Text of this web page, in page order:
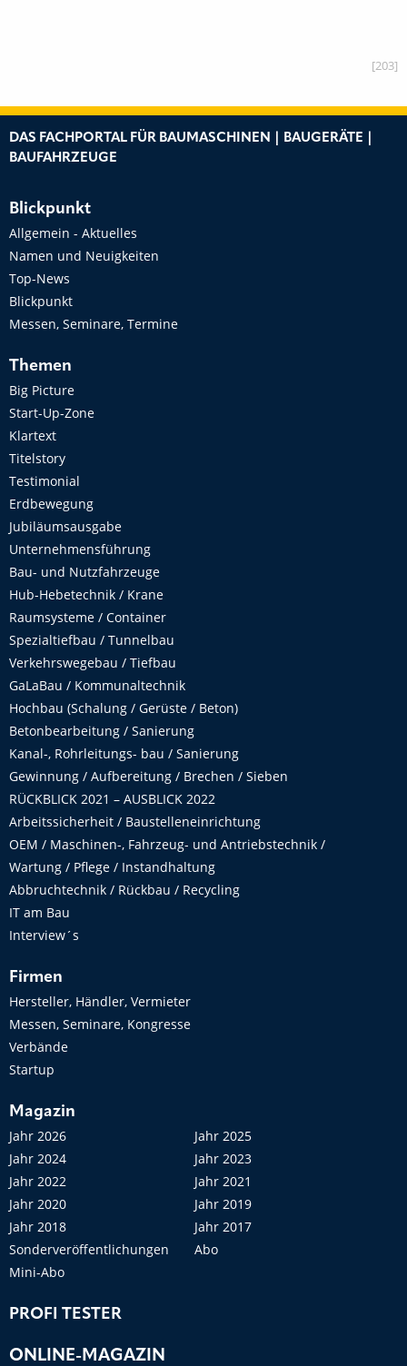
[203]
DAS FACHPORTAL FÜR BAUMASCHINEN | BAUGERÄTE |
BAUFAHRZEUGE
Blickpunkt
Allgemein - Aktuelles
Namen und Neuigkeiten
Top-News
Blickpunkt
Messen, Seminare, Termine
Themen
Big Picture
Start-Up-Zone
Klartext
Titelstory
Testimonial
Erdbewegung
Jubiläumsausgabe
Unternehmensführung
Bau- und Nutzfahrzeuge
Hub-Hebetechnik / Krane
Raumsysteme / Container
Spezialtiefbau / Tunnelbau
Verkehrswegebau / Tiefbau
GaLaBau / Kommunaltechnik
Hochbau (Schalung / Gerüste / Beton)
Betonbearbeitung / Sanierung
Kanal-, Rohrleitungs- bau / Sanierung
Gewinnung / Aufbereitung / Brechen / Sieben
RÜCKBLICK 2021 – AUSBLICK 2022
Arbeitssicherheit / Baustelleneinrichtung
OEM / Maschinen-, Fahrzeug- und Antriebstechnik /
Wartung / Pflege / Instandhaltung
Abbruchtechnik / Rückbau / Recycling
IT am Bau
Interview´s
Firmen
Hersteller, Händler, Vermieter
Messen, Seminare, Kongresse
Verbände
Startup
Magazin
Jahr 2026
Jahr 2025
Jahr 2024
Jahr 2023
Jahr 2022
Jahr 2021
Jahr 2020
Jahr 2019
Jahr 2018
Jahr 2017
Sonderveröffentlichungen
Abo
Mini-Abo
PROFI TESTER
ONLINE-MAGAZIN